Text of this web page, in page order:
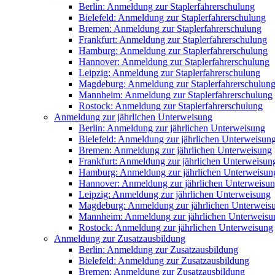
Berlin: Anmeldung zur Staplerfahrerschulung
Bielefeld: Anmeldung zur Staplerfahrerschulung
Bremen: Anmeldung zur Staplerfahrerschulung
Frankfurt: Anmeldung zur Staplerfahrerschulung
Hamburg: Anmeldung zur Staplerfahrerschulung
Hannover: Anmeldung zur Staplerfahrerschulung
Leipzig: Anmeldung zur Staplerfahrerschulung
Magdeburg: Anmeldung zur Staplerfahrerschulung
Mannheim: Anmeldung zur Staplerfahrerschulung
Rostock: Anmeldung zur Staplerfahrerschulung
Anmeldung zur jährlichen Unterweisung
Berlin: Anmeldung zur jährlichen Unterweisung
Bielefeld: Anmeldung zur jährlichen
Bremen: Anmeldung zur jährlichen Unterweisung
Frankfurt: Anmeldung zur jährlichen
Hamburg: Anmeldung zur jährlichen
Hannover: Anmeldung zur jährlichen
Leipzig: Anmeldung zur jährlichen Unterweisung
Magdeburg: Anmeldung zur jährlichen
Mannheim: Anmeldung zur jährlichen
Rostock: Anmeldung zur jährlichen Unterweisung
Anmeldung zur Zusatzausbildung
Berlin: Anmeldung zur Zusatzausbildung
Bielefeld: Anmeldung zur Zusatzausbildung
Bremen: Anmeldung zur Zusatzausbildung